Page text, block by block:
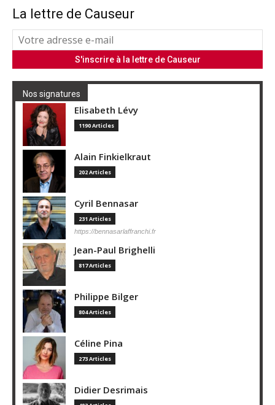
La lettre de Causeur
Nos signatures
Elisabeth Lévy
1190 Articles
Alain Finkielkraut
202 Articles
Cyril Bennasar
231 Articles
https://bennasarlaffranchi.fr
Jean-Paul Brighelli
817 Articles
Philippe Bilger
804 Articles
Céline Pina
273 Articles
Didier Desrimais